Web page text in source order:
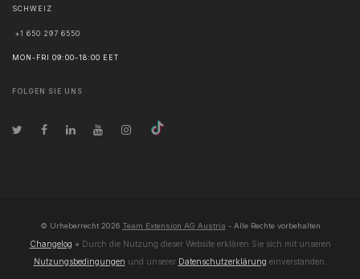
SCHWEIZ
+1 650 297 6550
MON-FRI 09:00-18:00 EET
FOLGEN SIE UNS
© Urheberrecht 2026 Team Extension AG Austria - Alle Rechte vorbehalten
Changelog ● Durch die Nutzung dieser Website erklären Sie sich mit unseren
Nutzungsbedingungen und unserer Datenschutzerklärung einverstanden.